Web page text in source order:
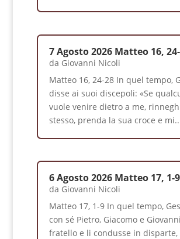
7 Agosto 2026 Matteo 16,
da Giovanni Nicoli
Matteo 16, 24-28 In quel tempo,
disse ai suoi discepoli: «Se
vuole venire dietro a me,
stesso, prenda la sua croce e
6 Agosto 2026 Matteo 17, 1-9
da Giovanni Nicoli
Matteo 17, 1-9 In quel tempo,
con sé Pietro, Giacomo e
fratello e li condusse in disparte,